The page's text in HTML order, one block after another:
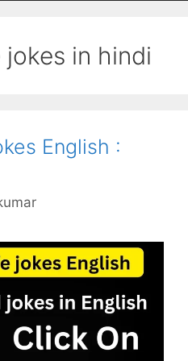
in hindi
English :